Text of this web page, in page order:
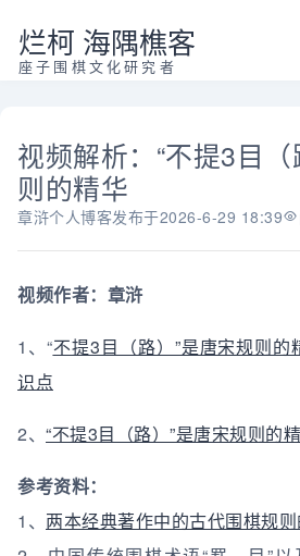
烂柯 海隅樵客
座子围棋文化研究者
视频解析：“不提3目
则的精华
章浒个人博客发布于2026-6-29 18:39
视频作者：章浒
1、“不提3目（路）”是唐宋规则
识点
2、 “不提3目（路）”是唐宋规则的
参考资料：
1、 两本经典著作中的古代围棋规